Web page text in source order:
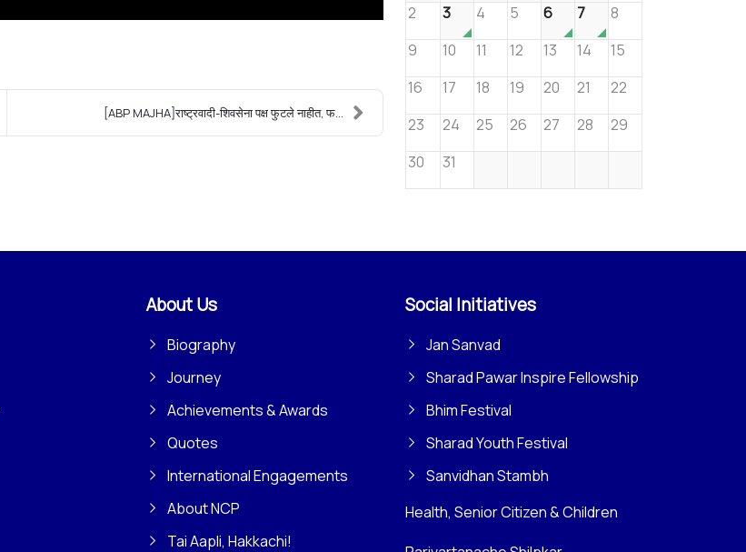
[ABP MAJHA]राष्ट्रवादी-शिवसेना पक्ष फुटले नाहीत, फ...
2
3 4 5 6 7
8
9
10 11 12 13 14
15
16
17 18 19 20 21
22
23
24 25 26 27 28
29
30
31
About Us
Biography
Journey
Achievements & Awards
Quotes
International Engagements
About NCP
Tai Aapli, Hakkachi!
Social Initiatives
Jan Sanvad
Sharad Pawar Inspire Fellowship
Bhim Festival
Sharad Youth Festival
Sanvidhan Stambh
Health, Senior Citizen & Children